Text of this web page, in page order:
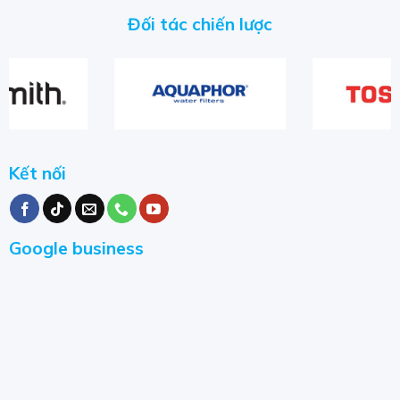
vượt quá 800 lần so với hàm lượng Canxi và Magiê
Số lượng các hợp chất trao đổi Ion trong Aqualencao
hơn hàng chục lần so với các loại vật liệu trao đổi ion
Sợi Aqualen được đan xen với lớp các Carbon phủ
Bạc chúng liên kết thành kết cấu vững chắc, giống
như rễ của cây bám chặt vào đất để ngăn chặn xói
mòn.
Sợi Aqualen kiểm soát và phân phối các dòng chảy
Đối tác chiến lược
Kết nối
Google business